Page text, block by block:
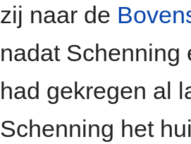
zij naar de
nadat Schenning
had gekregen al
Schenning het